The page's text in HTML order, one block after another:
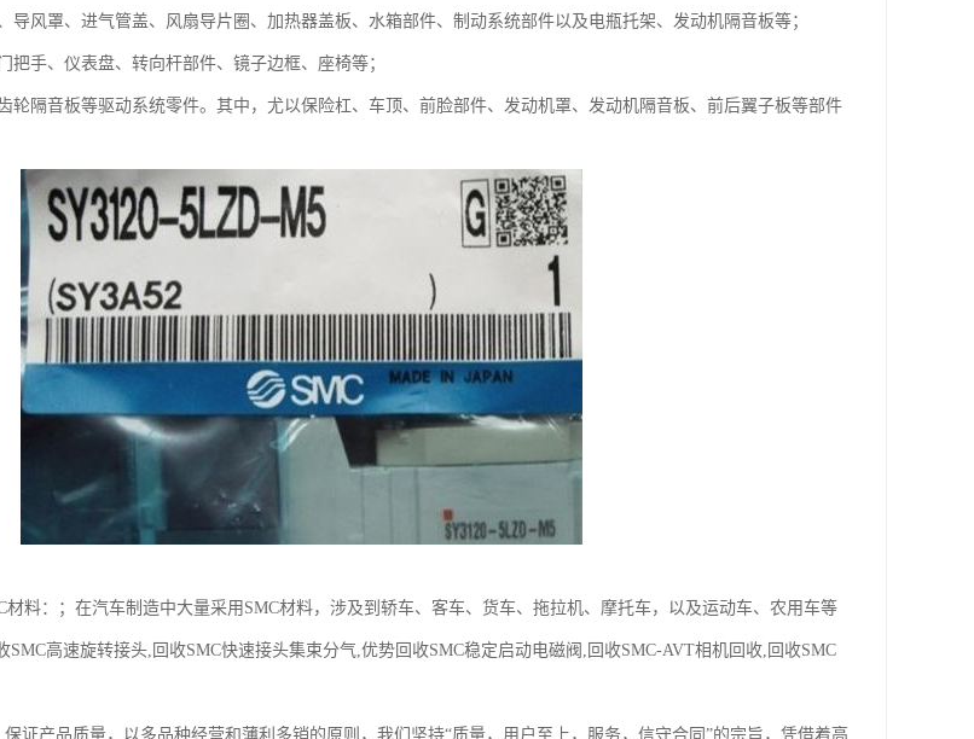
导风罩、进气管盖、风扇导片圈、加热器盖板、水箱部件、制动系统部件以及电瓶托架、发动机隔音板等；
把手、仪表盘、转向杆部件、镜子边框、座椅等；
轮隔音板等驱动系统零件。其中，尤以保险杠、车顶、前脸部件、发动机罩、发动机隔音板、前后翼子板等部件
材料：；在汽车制造中大量采用SMC材料，涉及到轿车、客车、货车、拖拉机、摩托车，以及运动车、农用车等
SMC高速旋转接头,回收SMC快速接头集束分气,优势回收SMC稳定启动电磁阀,回收SMC-AVT相机回收,回收SMC
证产品质量，以多品种经营和薄利多销的原则，我们坚持“质量，用户至上，服务，信守合同”的宗旨，凭借着高